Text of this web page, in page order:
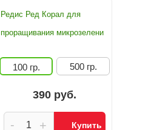
Редис Ред Корал для
проращивания микрозелени
100 гр. 500 гр.
390 руб.
+
- Купить